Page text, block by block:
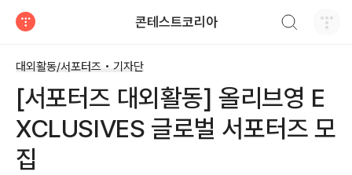
콘테스트코리아
대외활동/서포터즈 • 기자단
[서포터즈 대외활동] 올리브영 E
XCLUSIVES 글로벌 서포터즈 모
집